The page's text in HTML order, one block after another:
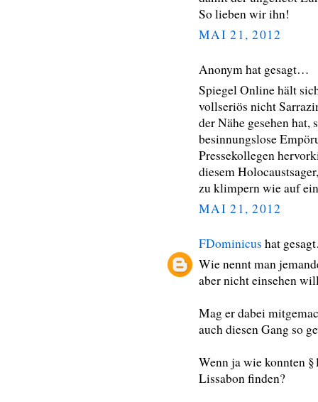
So lieben wir ihn!
MAI 21, 2012
Anonym hat gesagt…
Spiegel Online hält
vollseriös nicht
der Nähe gesehen hat,
besinnungslose
Pressekollegen
diesem
zu klimpern wie auf
MAI 21, 2012
FDominicus hat
Wie nennt man
aber nicht einsehen
Mag er dabei
auch diesen Gang so
Wenn ja wie konnten
Lissabon finden?